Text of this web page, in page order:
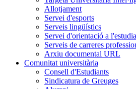
Allotjament
Servei d'esports
Serveis lingüístics
Servei d'orientació a
Serveis de carreres
Arxiu documental URL
Comunitat universitària
Consell d'Estudiants
Sindicatura de Greuges